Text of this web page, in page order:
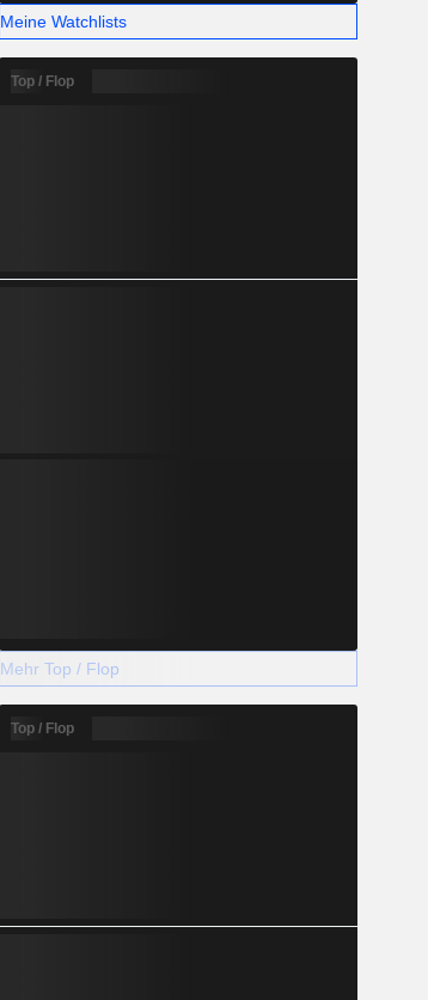
Meine Watchlists
Top / Flop
Mehr Top / Flop
Top / Flop